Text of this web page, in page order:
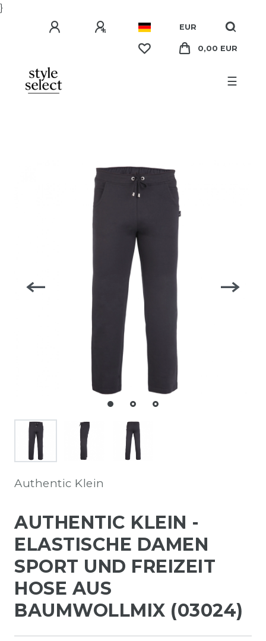
}
EUR
0,00 EUR
☰
Authentic Klein
AUTHENTIC KLEIN -
ELASTISCHE DAMEN
SPORT UND FREIZEIT
HOSE AUS
BAUMWOLLMIX (03024)